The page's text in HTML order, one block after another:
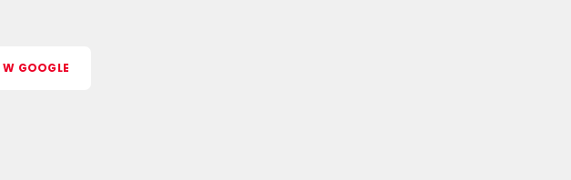
GOOGLE